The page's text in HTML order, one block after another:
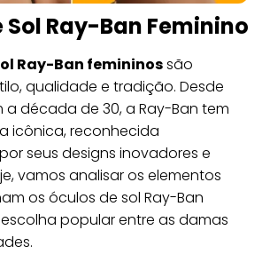
Sol Ray-Ban Feminino
Ray-Ban femininossão
qualidade e tradição. Desde
década de 30, a Ray-Ban tem
icônica, reconhecida
seus designs inovadores e
vamos analisar os elementos
os óculos de sol Ray-Ban
popular entre as damas